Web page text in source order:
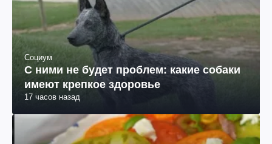
Социум
С ними не будет проблем: какие собаки
имеют крепкое здоровье
17 часов назад